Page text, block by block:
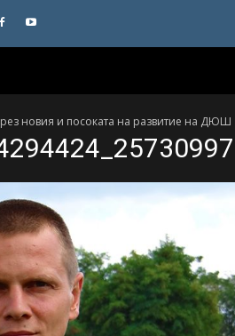
новия и посоката на развитие на ДЮШ